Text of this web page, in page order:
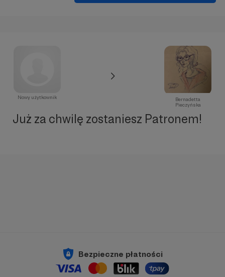
Nowy użytkownik
Bernadetta
Pieczyńska
Już za chwilę zostaniesz Patronem!
Bezpieczne płatności